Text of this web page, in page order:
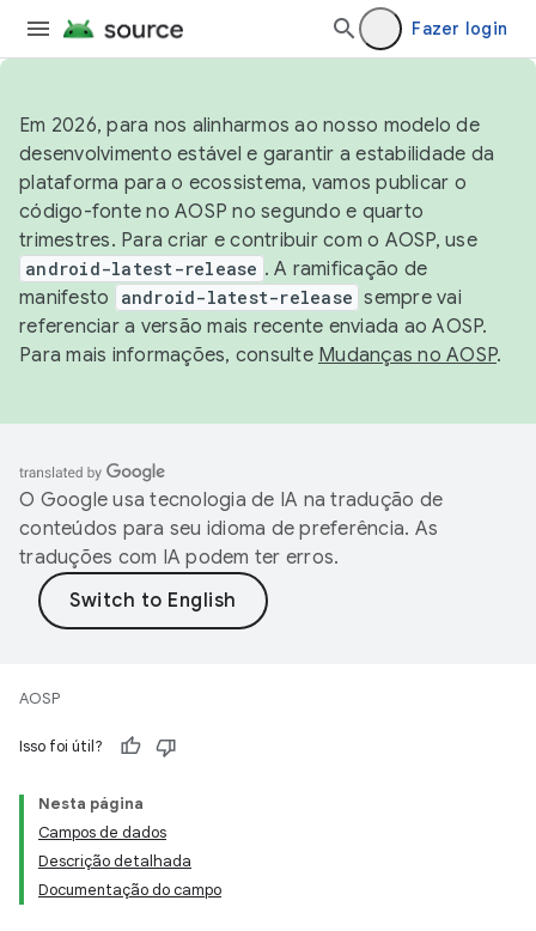
Fazer login
Em 2026, para nos alinharmos ao nosso modelo de
desenvolvimento estável e garantir a estabilidade da
plataforma para o ecossistema, vamos publicar o
código-fonte no AOSP no segundo e quarto
trimestres. Para criar e contribuir com o AOSP, use
android-latest-release . A ramificação de
manifesto
android-latest-release sempre vai
referenciar a versão mais recente enviada ao AOSP.
Para mais informações, consulte Mudanças no AOSP.
O Google usa tecnologia de IA na tradução de
conteúdos para seu idioma de preferência. As
traduções com IA podem ter erros.
AOSP
Isso foi útil?
Nesta página
Campos de dados
Descrição detalhada
Documentação do campo